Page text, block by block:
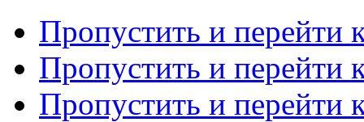
Пропустить и перейти
Пропустить и перейти
Пропустить и перейти